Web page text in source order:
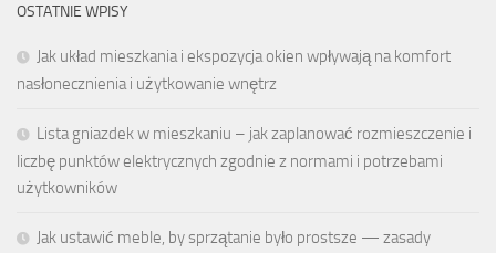
OSTATNIE WPISY
Jak układ mieszkania i ekspozycja okien wpływają na komfort
nasłonecznienia i użytkowanie wnętrz
Lista gniazdek w mieszkaniu – jak zaplanować rozmieszczenie i
liczbę punktów elektrycznych zgodnie z normami i potrzebami
użytkowników
Jak ustawić meble, by sprzątanie było prostsze — zasady